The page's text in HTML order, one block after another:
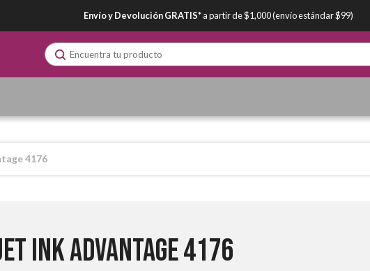
Envío y Devolución GRATIS*a partir de $1,000 (envío estándar $99)
4176
Ink Advantage 4176